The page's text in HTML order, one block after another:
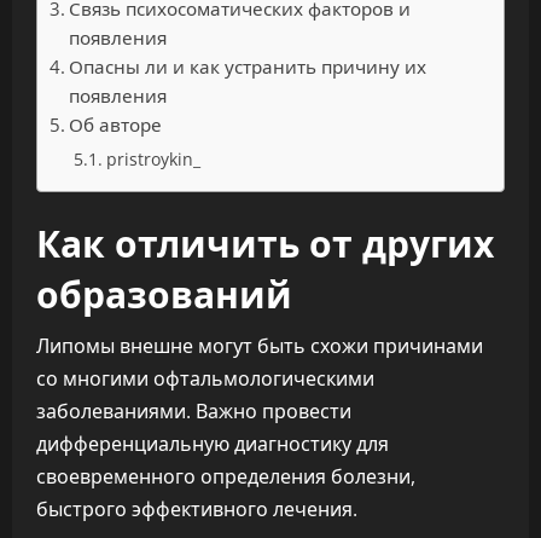
Связь психосоматических факторов и
появления
Опасны ли и как устранить причину их
появления
Об авторе
pristroykin_
Как отличить от других
образований
Липомы внешне могут быть схожи причинами
со многими офтальмологическими
заболеваниями. Важно провести
дифференциальную диагностику для
своевременного определения болезни,
быстрого эффективного лечения.